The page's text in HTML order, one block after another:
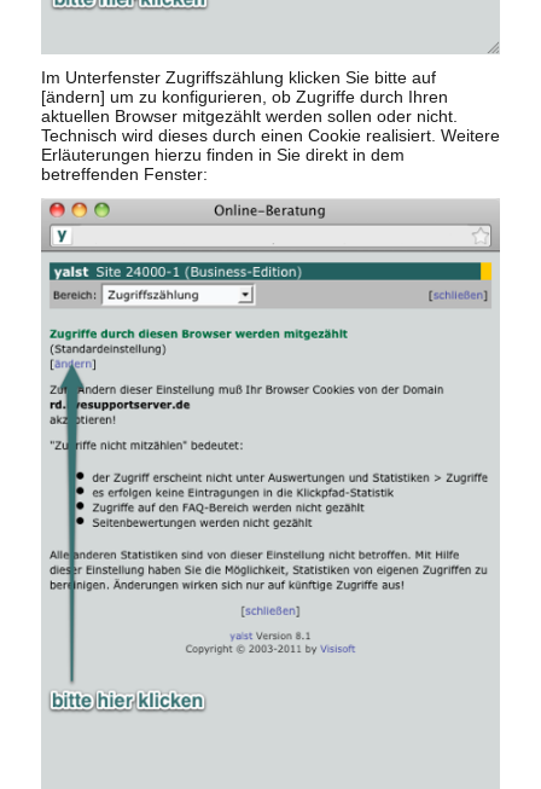
Im Unterfenster Zugriffszählung klicken Sie bitte auf
[ändern] um zu konfigurieren, ob Zugriffe durch Ihren
aktuellen Browser mitgezählt werden sollen oder nicht.
Technisch wird dieses durch einen Cookie realisiert. Weitere
Erläuterungen hierzu finden in Sie direkt in dem
betreffenden Fenster: